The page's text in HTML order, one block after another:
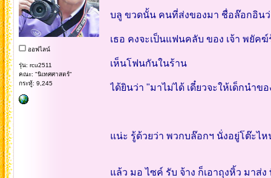
ออฟไลน์
รุ่น: rcu2511
คณะ: "นิเทศศาสตร์"
กระทู้: 9,245
บลู ขวดนั้น คนที่ส่งของมา ชื่อล๊อกอินว่
เธอ คงจะเป็นแฟนคลับ ของ เจ้า พยัค
เห็นโฟนกันในร้าน
ได้ยินว่า "มาไม่ได้ เดี๋ยวจะให้เด็กนำข
แน่ะ รู้ด้วยว่า พวกบล๊อกฯ นั่งอยู่โต๊ะไห
แล้ว มอ ไซค์ รับ จ้าง ก็เอาถุงหิ้ว มาส่ง